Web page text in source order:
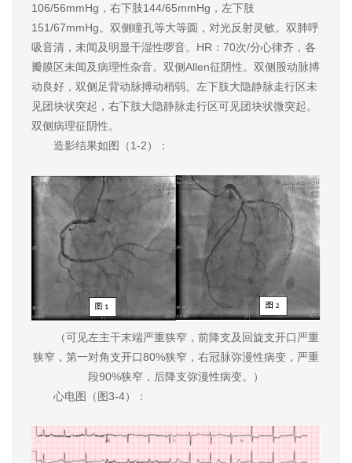
106/56mmHg，右下肢144/65mmHg，左下肢
151/67mmHg。双侧瞳孔等大等圆，对光反射灵敏。双肺呼
吸音清，未闻及明显干湿性啰音。HR：70次/分心律齐，各
瓣膜区未闻及病理性杂音。双侧Allen征阴性。双侧股动脉搏
动良好，双侧足背动脉搏动稍弱。左下肢大隐静脉走行区未
见团块状突起，右下肢大隐静脉走行区可见团块状微突起。
双侧病理征阴性。
造影结果如图（1-2）：
（可见左主干末端严重狭窄，前降支及回旋支开口严重
狭窄，第一对角支开口80%狭窄，右冠脉弥漫性病变，严重
段90%狭窄，后降支弥漫性病变。）
心电图（图3-4）：